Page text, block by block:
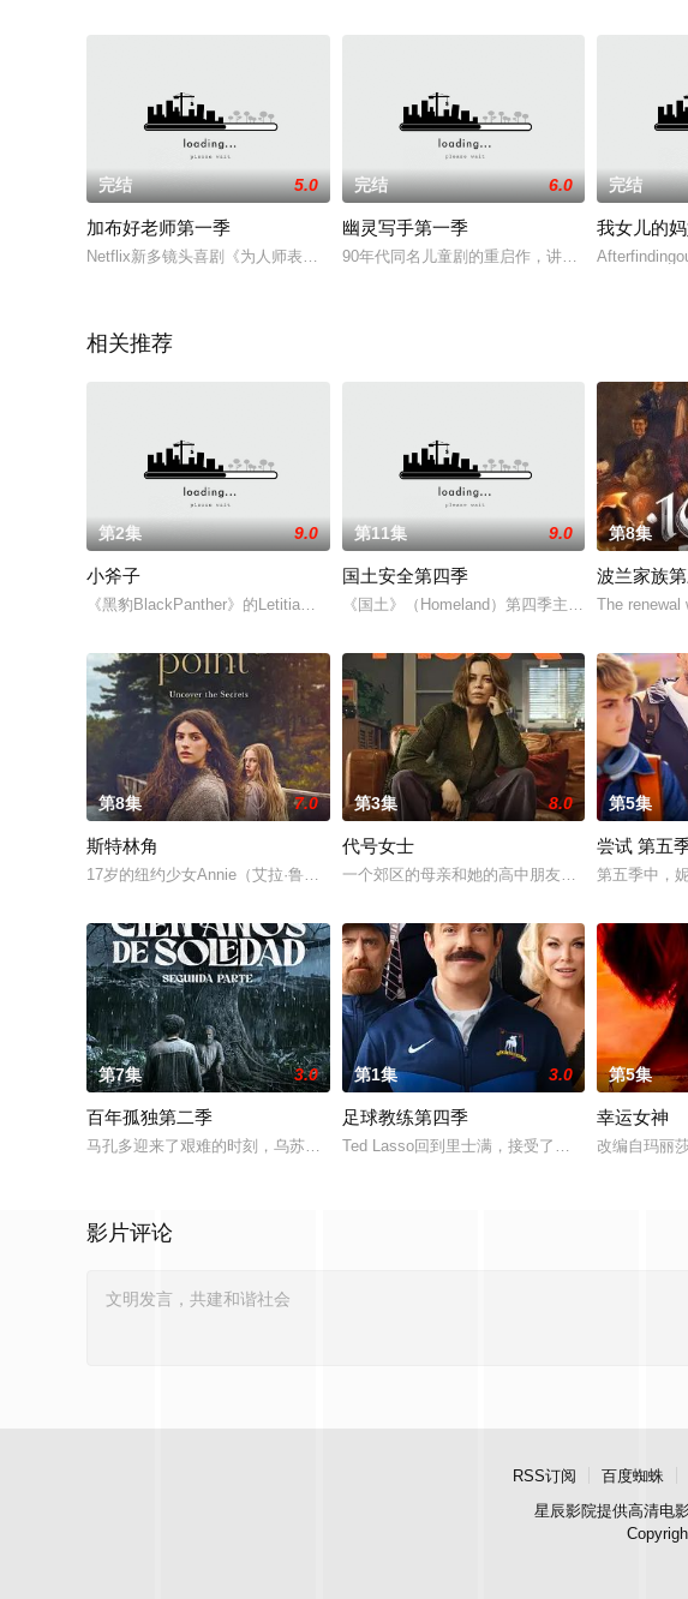
完结 5.0
加布好老师第一季
Netflix新多镜头喜剧《为人师表Mr.Iglesias》由Gabriel“Fluffy”Iglesias及KevinHench联
完结 6.0
幽灵写手第一季
90年代同名儿童剧的重启作，讲述一个在小型书
完结
我女儿的
相关推荐
第2集 9.0
小斧子
《黑豹BlackPanther》的LetitiaWright及《星球大战StarWars》新三部曲演员
第11集 9.0
国土安全第四季
《国土》（Homeland）第四季主要描述Carrie以
第8集
波兰家族
The renewal
第8集 7.0
斯特林角
17岁的纽约少女Annie（艾拉·鲁宾 饰）和双胞胎哥哥由养父抚养长大。她无意中继承
第3集 8.0
代号女士
一个郊区的母亲和她的高中朋友阴谋吓唬她不忠
第5集
尝试 第五
第五季中，
第7集 3.0
百年孤独第二季
马孔多迎来了艰难的时刻，乌苏拉·伊瓜兰的诅咒成真，和平越来越难维持……
第1集 3.0
足球教练第四季
Ted Lasso回到里士满，接受了他迄今为止最大的
第5集
幸运女神
改编自玛丽
影片评论
RSS订阅 百度蜘蛛
星辰影院提供高清电